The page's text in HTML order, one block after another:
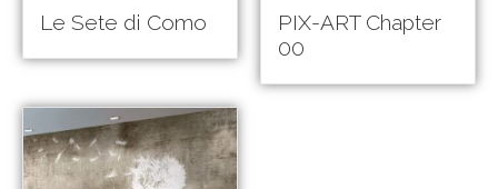
Le Sete di Como
PIX-ART Chapter
00